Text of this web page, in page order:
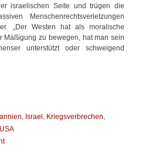
israelischen Seite und trügen die
Menschenrechtsverletzungen
„Der Westen hat als moralische
Mäßigung zu bewegen, hat man sein
unterstützt oder schweigend
, Israel , Kriegsverbrechen,
USA